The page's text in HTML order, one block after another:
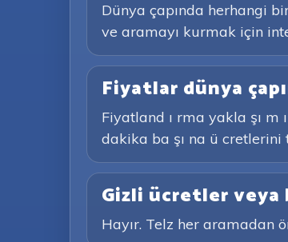
Dünya çapında herhangi
ve aramayı kurmak için
Fiyatlar dünya
Fiyatland ı rma yakla şı m
dakika ba şı na ü
Gizli ücretler veya
Hayır. Telz her aramadan